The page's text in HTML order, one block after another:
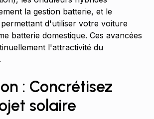
la gestion batterie, et le
d'utiliser votre voiture
batterie domestique. Ces avancées
l'attractivité du
: Concrétisez
solaire